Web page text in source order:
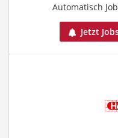
Automatisch
Jetzt